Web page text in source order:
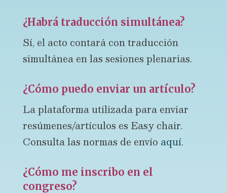
¿Habrá traducción simultánea?
Sí, el acto contará con traducción
simultánea en las sesiones plenarias.
¿Cómo puedo enviar un artículo?
La plataforma utilizada para enviar
resúmenes/artículos es Easy chair.
Consulta las normas de envío aquí.
¿Cómo me inscribo en el
congreso?